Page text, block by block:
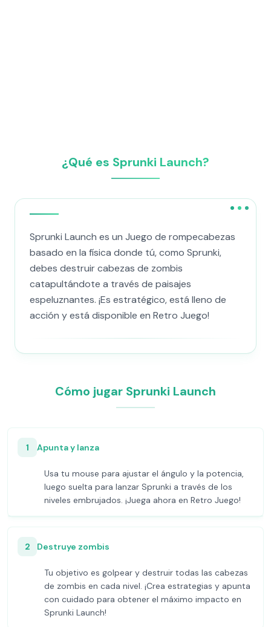
¿Qué es Sprunki Launch?
Sprunki Launch es un Juego de rompecabezas
basado en la física donde tú, como Sprunki,
debes destruir cabezas de zombis
catapultándote a través de paisajes
espeluznantes. ¡Es estratégico, está lleno de
acción y está disponible en Retro Juego!
Cómo jugar Sprunki Launch
1 Apunta y lanza
Usa tu mouse para ajustar el ángulo y la potencia,
luego suelta para lanzar Sprunki a través de los
niveles embrujados. ¡Juega ahora en Retro Juego!
2 Destruye zombis
Tu objetivo es golpear y destruir todas las cabezas
de zombis en cada nivel. ¡Crea estrategias y apunta
con cuidado para obtener el máximo impacto en
Sprunki Launch!